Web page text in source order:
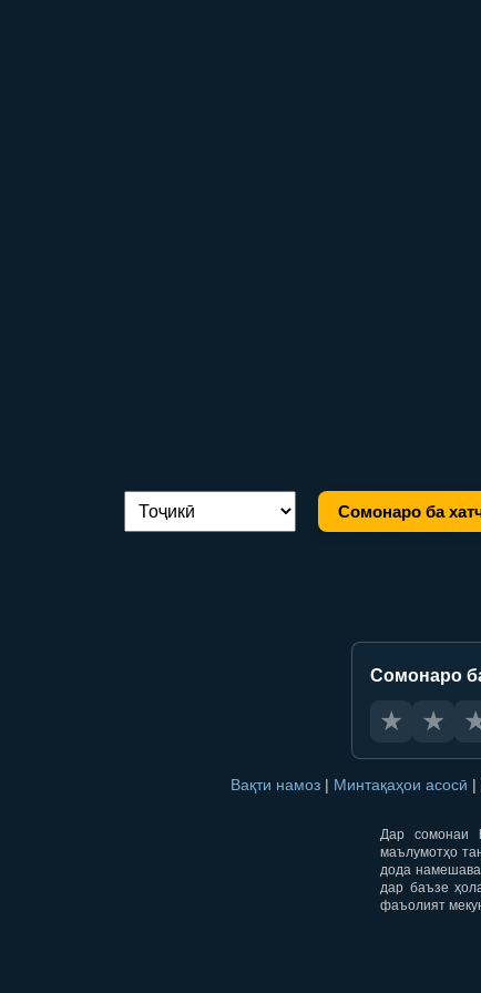
Иваз кардани забон: Сомонаро ба
Сомонаро
★ ★
Вақти намоз | Минтақаҳои асосӣ |
Дар сомонаи
маълумотҳо
дода
дар баъзе
фаъолият